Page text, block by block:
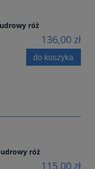
róż
136,00 zł
do koszyka
róż
115,00 zł